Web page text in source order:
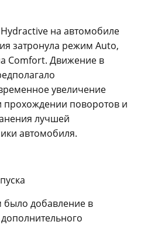
на автомобиле
затронула режим Auto,
Comfort. Движение в
увеличение
прохождении поворотов и
лучшей
автомобиля.
добавление в